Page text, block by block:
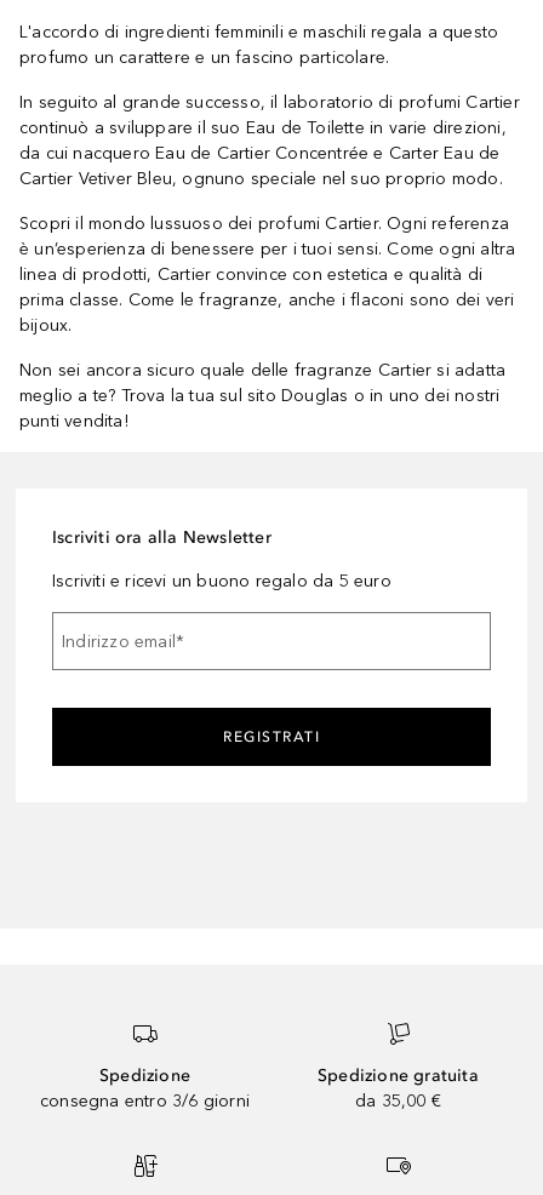
L'accordo di ingredienti femminili e maschili regala a questo
profumo un carattere e un fascino particolare.
In seguito al grande successo, il laboratorio di profumi Cartier
continuò a sviluppare il suo Eau de Toilette in varie direzioni,
da cui nacquero Eau de Cartier Concentrée e Carter Eau de
Cartier Vetiver Bleu, ognuno speciale nel suo proprio modo.
Scopri il mondo lussuoso dei profumi Cartier. Ogni referenza
è un’esperienza di benessere per i tuoi sensi. Come ogni altra
linea di prodotti, Cartier convince con estetica e qualità di
prima classe. Come le fragranze, anche i flaconi sono dei veri
bijoux.
Non sei ancora sicuro quale delle fragranze Cartier si adatta
meglio a te? Trova la tua sul sito Douglas o in uno dei nostri
punti vendita!
Iscriviti ora alla Newsletter
Iscriviti e ricevi un buono regalo da 5 euro
Indirizzo email *
REGISTRATI
Spedizione
consegna entro 3/6 giorni
Spedizione gratuita
da 35,00 €